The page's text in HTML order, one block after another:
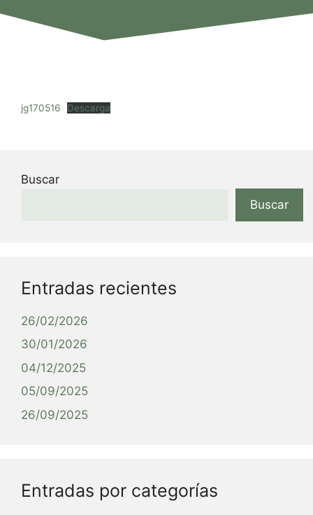
jg170516 Descarga
Buscar
Buscar
Entradas recientes
26/02/2026
30/01/2026
04/12/2025
05/09/2025
26/09/2025
Entradas por categorías